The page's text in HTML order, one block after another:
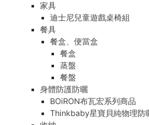
家具
迪士尼兒童遊戲桌椅組
餐具
餐盒、便當盒
餐盒
蒸盤
餐盤
身體防護防曬
BOiRON布瓦宏系列商品
Thinkbaby星寶貝純物理防